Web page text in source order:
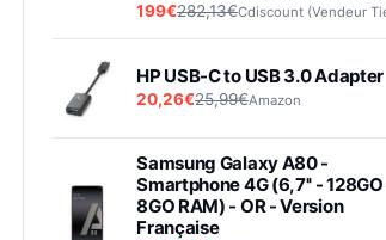
199€282,13€Cdiscount (Vendeur
HP USB-C to USB 3.0 Adapter
20,26€25,99€Amazon
Samsung Galaxy A80 -
Smartphone 4G (6,7'' - 128GO
8GO RAM) - OR - Version
Française